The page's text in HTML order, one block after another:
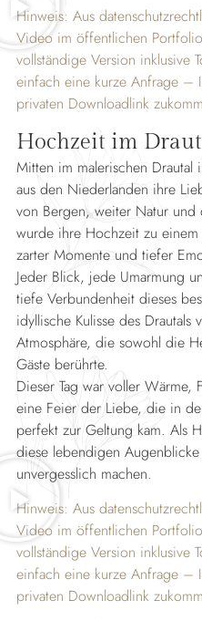
Hinweis: Aus
Video im öffentlichen
vollständige Version inklusive
einfach eine kurze Anfrage –
privaten Downloadlink
Hinweis: Aus
Video im öffentlichen
vollständige Version inklusive
einfach eine kurze Anfrage –
privaten Downloadlink
Hochzeit im
Mitten im malerischen Drautal
aus den Niederlanden ihre
von Bergen, weiter Natur und
wurde ihre Hochzeit zu
zarter Momente und tiefer
Jeder Blick, jede Umarmung
tiefe Verbundenheit dieses
idyllische Kulisse des Drautals
Atmosphäre, die sowohl die
Gäste berührte.
Dieser Tag war voller
eine Feier der Liebe, die in
perfekt zur Geltung kam. Als
diese lebendigen
unvergesslich machen.